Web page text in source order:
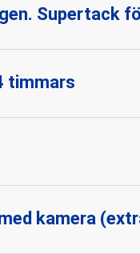
Supertack
timmars
kamera